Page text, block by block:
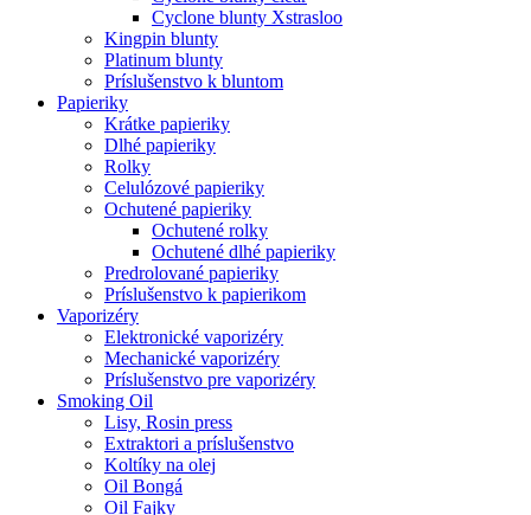
Cyclone blunty Xstrasloo
Kingpin blunty
Platinum blunty
Príslušenstvo k bluntom
Papieriky
Krátke papieriky
Dlhé papieriky
Rolky
Celulózové papieriky
Ochutené papieriky
Ochutené rolky
Ochutené dlhé papieriky
Predrolované papieriky
Príslušenstvo k papierikom
Vaporizéry
Elektronické vaporizéry
Mechanické vaporizéry
Príslušenstvo pre vaporizéry
Smoking Oil
Lisy, Rosin press
Extraktori a príslušenstvo
Koltíky na olej
Oil Bongá
Oil Fajky